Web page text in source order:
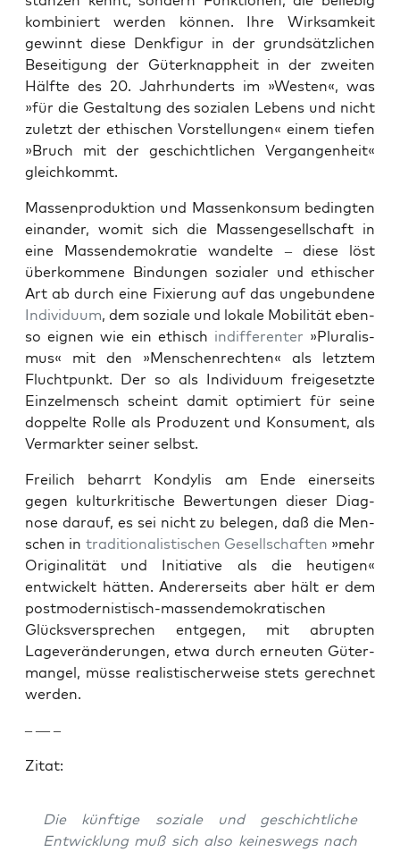
kom­biniert wer­den kön­nen. Ihre Wirk­samkeit
gewin­nt diese Denk­fig­ur in der grund­sät­zlichen
Besei­t­i­gung der Güterk­nap­pheit in der zweit­en
Hälfte des 20. Jahrhun­derts im »West­en«, was
»für die Gestal­tung des sozialen Lebens und nicht
zulet­zt der ethis­chen Vorstel­lun­gen« einem tiefen
»Bruch mit der geschichtlichen Ver­gan­gen­heit«
gle­ichkommt.
Massen­pro­duk­tion und Massenkon­sum bed­ingten
einan­der, wom­it sich die Mas­sen­ge­sellschaft in
eine Massendemokratie wan­delte – diese löst
überkommene Bindun­gen sozialer und ethis­ch­er
Art ab durch eine Fix­ierung auf das unge­bun­dene
Indi­vidu­um, dem soziale und lokale Mobil­ität eben­
so eignen wie ein ethisch indif­fer­enter »Plu­ral­is­
mus« mit den »Men­schen­recht­en« als let­ztem
Flucht­punkt. Der so als Indi­vidu­um freige­set­zte
Einzel­men­sch scheint damit opti­miert für seine
dop­pelte Rolle als Pro­duzent und Kon­sument, als
Ver­mark­ter sein­er selb­st.
Freilich behar­rt Kondylis am Ende ein­er­seits
gegen kul­turkri­tis­che Bew­er­tun­gen dieser Diag­
nose darauf, es sei nicht zu bele­gen, daß die Men­
schen in tra­di­tion­al­is­tis­chen Gesellschaften »mehr
Orig­i­nal­ität und Ini­tia­tive als die heuti­gen«
entwick­elt hät­ten. Ander­er­seits aber hält er dem
post­mod­ernistisch-massendemokratis­chen
Glücksver­sprechen ent­ge­gen, mit abrupten
Lagev­erän­derun­gen, etwa durch erneuten Güter­
man­gel, müsse real­is­tis­cher­weise stets gerech­net
wer­den.
– — –
Zitat:
Die kün­ftige soziale und geschichtliche
Entwick­lung muß sich also keineswegs nach